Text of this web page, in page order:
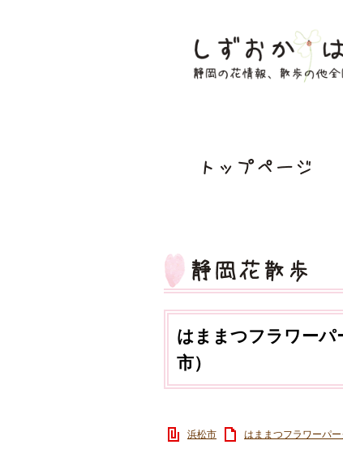
はままつフラワーパ
市）
浜松市 はままつフラワーパー